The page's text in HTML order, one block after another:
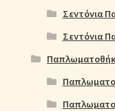
Σεντόνια
Σεντόνια